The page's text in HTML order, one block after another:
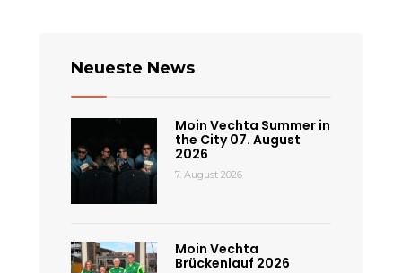
Neueste News
Moin Vechta Summer in
the City 07. August
2026
7. August 2026
Moin Vechta
Brückenlauf 2026